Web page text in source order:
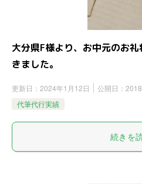
大分県F様より、お中元のお
きました。
更新日： 2024年1月12日 公開日：
代筆代行実績
続きを